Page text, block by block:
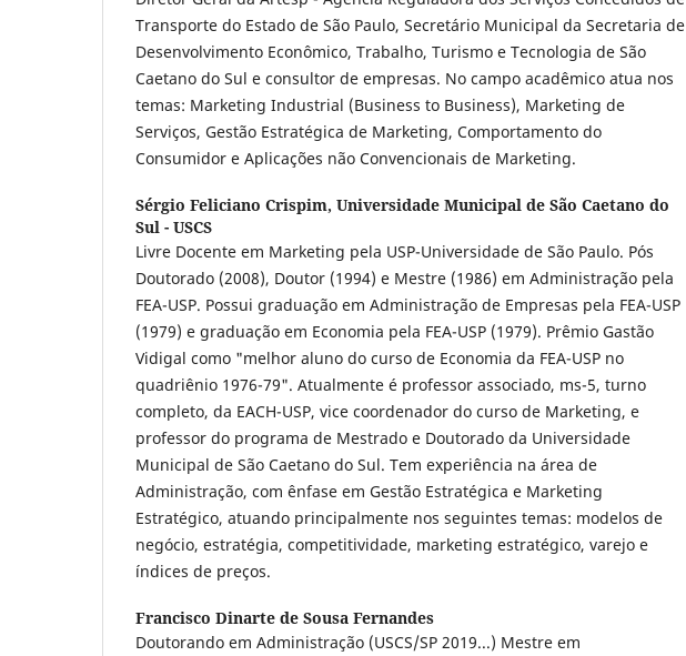
Transporte do Estado de São Paulo, Secretário Municipal da Secretaria de
Desenvolvimento Econômico, Trabalho, Turismo e Tecnologia de São
Caetano do Sul e consultor de empresas. No campo acadêmico atua nos
temas: Marketing Industrial (Business to Business), Marketing de
Serviços, Gestão Estratégica de Marketing, Comportamento do
Consumidor e Aplicações não Convencionais de Marketing.
Sérgio Feliciano Crispim, Universidade Municipal de São Caetano do
Sul - USCS
Livre Docente em Marketing pela USP-Universidade de São Paulo. Pós
Doutorado (2008), Doutor (1994) e Mestre (1986) em Administração pela
FEA-USP. Possui graduação em Administração de Empresas pela FEA-USP
(1979) e graduação em Economia pela FEA-USP (1979). Prêmio Gastão
Vidigal como "melhor aluno do curso de Economia da FEA-USP no
quadriênio 1976-79". Atualmente é professor associado, ms-5, turno
completo, da EACH-USP, vice coordenador do curso de Marketing, e
professor do programa de Mestrado e Doutorado da Universidade
Municipal de São Caetano do Sul. Tem experiência na área de
Administração, com ênfase em Gestão Estratégica e Marketing
Estratégico, atuando principalmente nos seguintes temas: modelos de
negócio, estratégia, competitividade, marketing estratégico, varejo e
índices de preços.
Francisco Dinarte de Sousa Fernandes
Doutorando em Administração (USCS/SP 2019...) Mestre em